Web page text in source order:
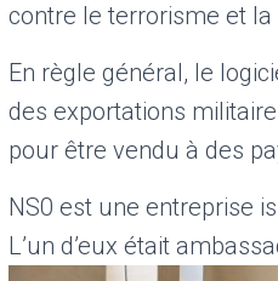
contre le terrorisme et la
En règle général, le
des exportations
pour être vendu à des
NS0 est une entreprise
L’un d’eux était